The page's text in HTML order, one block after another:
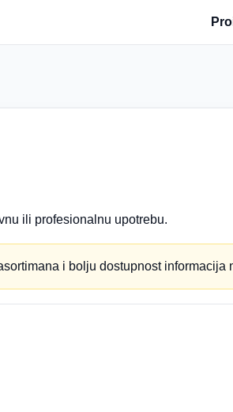
ili profesionalnu upotrebu.
i bolju dostupnost informacija